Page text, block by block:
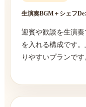
生演奏BGM＋シェフDe
迎賓や歓談を生演
を入れる構成です
りやすいプランです